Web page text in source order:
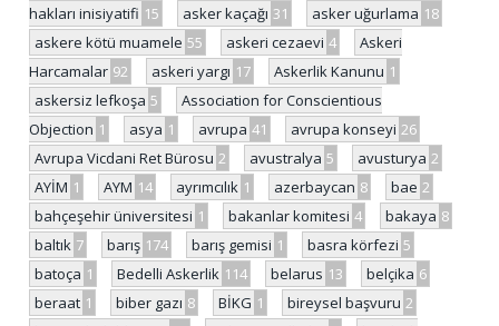
hakları inisiyatifi 15 asker kaçağı 31 asker uğurlama 18
askere kötü muamele 55 askeri cezaevi 4
Askeri
Harcamalar 92 askeri yargı 17 Askerlik Kanunu 1
askersiz lefkoşa 5
Association for Conscientious
Objection 1 asya 1 avrupa 41 avrupa konseyi 26
Avrupa Vicdani Ret Bürosu 2 avustralya 5 avusturya 2
AYİM 1 AYM 14 ayrımcılık 1 azerbaycan 8 bae 2
bahçeşehir üniversitesi 1 bakanlar komitesi 4 bakaya 8
baltık 7 barış 174 barış gemisi 1 basra körfezi 5
batoça 1 Bedelli Askerlik 114 belarus 13 belçika 6
beraat 1 biber gazı 8 BİKG 1 bireysel başvuru 2